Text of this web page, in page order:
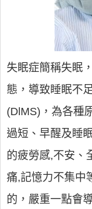
失眠症簡稱失眠
態，導致睡眠不
(DlMS)，為各種
過短、早醒及睡
的疲勞感,不安、
痛,記憶力不集中
的，嚴重一點會